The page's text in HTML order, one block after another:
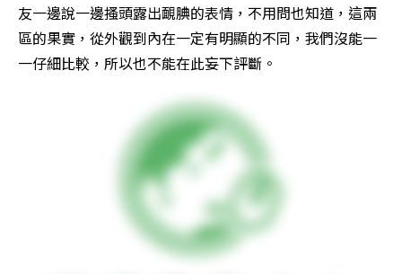
友一邊說一邊搔頭露出靦腆的表情，不用問也知道，這兩
區的果實，從外觀到內在一定有明顯的不同，我們沒能一
一仔細比較，所以也不能在此妄下評斷。